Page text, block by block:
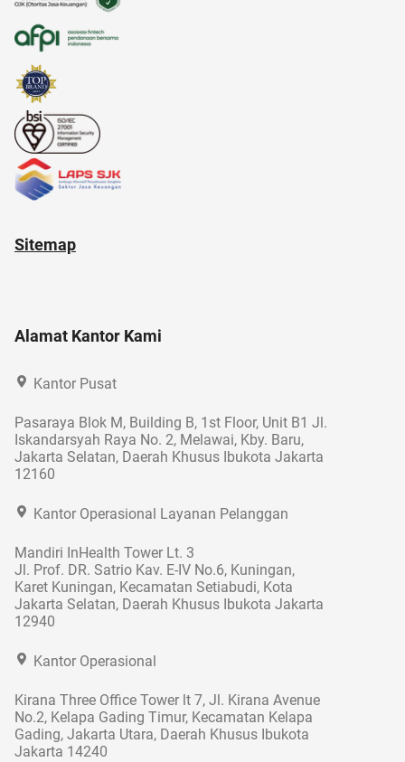
anak susah makan
2022
Sitemap
Alamat Kantor Kami
Kantor Pusat
Pasaraya Blok M, Building B, 1st Floor, Unit B1 Jl.
Iskandarsyah Raya No. 2, Melawai, Kby. Baru,
Jakarta Selatan, Daerah Khusus Ibukota Jakarta
12160
Kantor Operasional Layanan Pelanggan
Mandiri InHealth Tower Lt. 3
Jl. Prof. DR. Satrio Kav. E-IV No.6, Kuningan,
Karet Kuningan, Kecamatan Setiabudi, Kota
Jakarta Selatan, Daerah Khusus Ibukota Jakarta
12940
Kantor Operasional
Kirana Three Office Tower lt 7, Jl. Kirana Avenue
No.2, Kelapa Gading Timur, Kecamatan Kelapa
Gading, Jakarta Utara, Daerah Khusus Ibukota
Jakarta 14240